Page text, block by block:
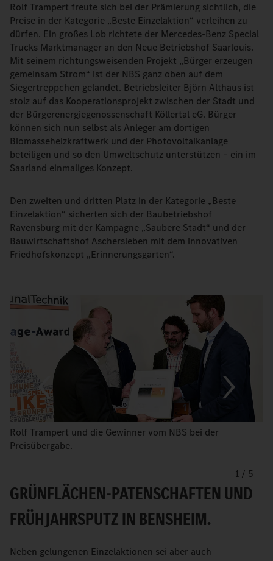
Rolf Trampert freute sich bei der Prämierung sichtlich, die
Preise in der Kategorie „Beste Einzelaktion“ verleihen zu
dürfen. Ein großes Lob richtete der Mercedes-Benz Special
Trucks Marktmanager an den Neue Betriebshof Saarlouis.
Mit seinem richtungsweisenden Projekt „Bürger erzeugen
gemeinsam Strom“ ist der NBS ganz oben auf dem
Siegertreppchen gelandet. Betriebsleiter Björn Althaus ist
stolz auf das Kooperationsprojekt zwischen der Stadt und
der Bürgerenergiegenossenschaft Köllertal eG. Bürger
können sich nun selbst als Anleger am dortigen
Biomasseheizkraftwerk und der Photovoltaikanlage
beteiligen und so den Umweltschutz unterstützen – ein im
Saarland einmaliges Konzept.
Den zweiten und dritten Platz in der Kategorie „Beste
Einzelaktion“ sicherten sich der Baubetriebshof
Ravensburg mit der Kampagne „Saubere Stadt“ und der
Bauwirtschaftshof Aschersleben mit dem innovativen
Friedhofskonzept „Erinnerungsgarten“.
Rolf Trampert und die Gewinner vom NBS bei der
Preisübergabe.
1 / 5
GRÜNFLÄCHEN-PATENSCHAFTEN UND
FRÜHJAHRSPUTZ IN BENSHEIM.
Neben gelungenen Einzelaktionen sei aber auch